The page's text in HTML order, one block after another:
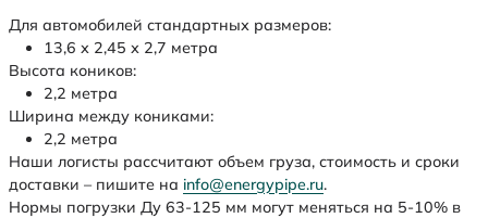
Для автомобилей стандартных размеров:
13,6 х 2,45 х 2,7 метра
Высота коников:
2,2 метра
Ширина между кониками:
2,2 метра
Наши логисты рассчитают объем груза, стоимость и сроки
доставки – пишите на info@energypipe.ru.
Нормы погрузки Ду 63-125 мм могут меняться на 5-10% в